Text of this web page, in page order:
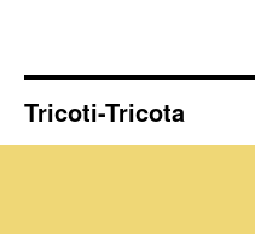
Tricoti-Tricota